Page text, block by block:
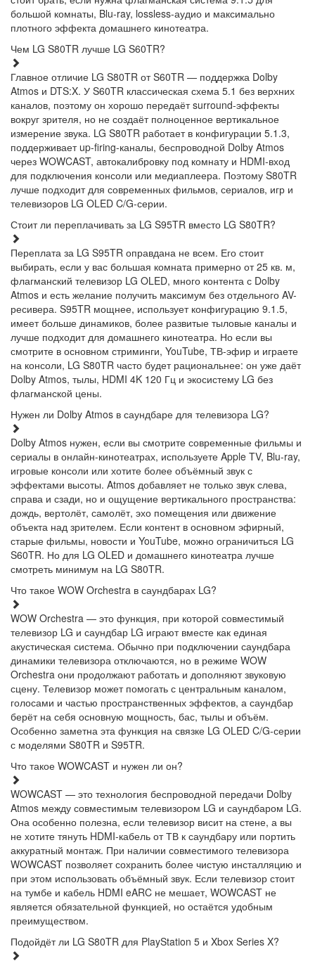
большой комнаты, Blu-ray, lossless-аудио и максимально
плотного эффекта домашнего кинотеатра.
Чем LG S80TR лучше LG S60TR?
Главное отличие LG S80TR от S60TR — поддержка Dolby
Atmos и DTS:X. У S60TR классическая схема 5.1 без верхних
каналов, поэтому он хорошо передаёт surround-эффекты
вокруг зрителя, но не создаёт полноценное вертикальное
измерение звука. LG S80TR работает в конфигурации 5.1.3,
поддерживает up-firing-каналы, беспроводной Dolby Atmos
через WOWCAST, автокалибровку под комнату и HDMI-вход
для подключения консоли или медиаплеера. Поэтому S80TR
лучше подходит для современных фильмов, сериалов, игр и
телевизоров LG OLED C/G-серии.
Стоит ли переплачивать за LG S95TR вместо LG S80TR?
Переплата за LG S95TR оправдана не всем. Его стоит
выбирать, если у вас большая комната примерно от 25 кв. м,
флагманский телевизор LG OLED, много контента с Dolby
Atmos и есть желание получить максимум без отдельного AV-
ресивера. S95TR мощнее, использует конфигурацию 9.1.5,
имеет больше динамиков, более развитые тыловые каналы и
лучше подходит для домашнего кинотеатра. Но если вы
смотрите в основном стриминги, YouTube, ТВ-эфир и играете
на консоли, LG S80TR часто будет рациональнее: он уже даёт
Dolby Atmos, тылы, HDMI 4K 120 Гц и экосистему LG без
флагманской цены.
Нужен ли Dolby Atmos в саундбаре для телевизора LG?
Dolby Atmos нужен, если вы смотрите современные фильмы и
сериалы в онлайн-кинотеатрах, используете Apple TV, Blu-ray,
игровые консоли или хотите более объёмный звук с
эффектами высоты. Atmos добавляет не только звук слева,
справа и сзади, но и ощущение вертикального пространства:
дождь, вертолёт, самолёт, эхо помещения или движение
объекта над зрителем. Если контент в основном эфирный,
старые фильмы, новости и YouTube, можно ограничиться LG
S60TR. Но для LG OLED и домашнего кинотеатра лучше
смотреть минимум на LG S80TR.
Что такое WOW Orchestra в саундбарах LG?
WOW Orchestra — это функция, при которой совместимый
телевизор LG и саундбар LG играют вместе как единая
акустическая система. Обычно при подключении саундбара
динамики телевизора отключаются, но в режиме WOW
Orchestra они продолжают работать и дополняют звуковую
сцену. Телевизор может помогать с центральным каналом,
голосами и частью пространственных эффектов, а саундбар
берёт на себя основную мощность, бас, тылы и объём.
Особенно заметна эта функция на связке LG OLED C/G-серии
с моделями S80TR и S95TR.
Что такое WOWCAST и нужен ли он?
WOWCAST — это технология беспроводной передачи Dolby
Atmos между совместимым телевизором LG и саундбаром LG.
Она особенно полезна, если телевизор висит на стене, а вы
не хотите тянуть HDMI-кабель от ТВ к саундбару или портить
аккуратный монтаж. При наличии совместимого телевизора
WOWCAST позволяет сохранить более чистую инсталляцию и
при этом использовать объёмный звук. Если телевизор стоит
на тумбе и кабель HDMI eARC не мешает, WOWCAST не
является обязательной функцией, но остаётся удобным
преимуществом.
Подойдёт ли LG S80TR для PlayStation 5 и Xbox Series X?